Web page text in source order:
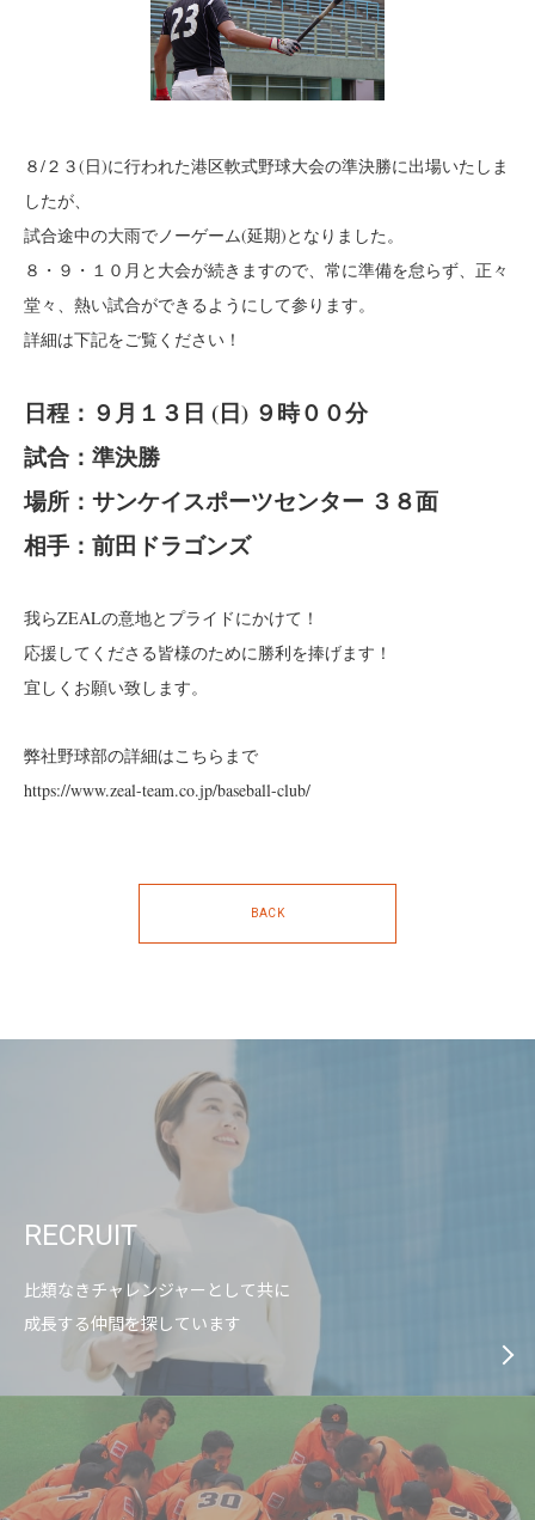
８/２３(日)に行われた港区軟式野球大会の準決勝に出場いたしま
したが、
試合途中の大雨でノーゲーム(延期)となりました。
８・９・１０月と大会が続きますので、常に準備を怠らず、正々
堂々、熱い試合ができるようにして参ります。
詳細は下記をご覧ください！
日程：９月１３日 (日) ９時００分
試合：準決勝
場所：サンケイスポーツセンター ３８面
相手：前田ドラゴンズ
我らZEALの意地とプライドにかけて！
応援してくださる皆様のために勝利を捧げます！
宜しくお願い致します。
弊社野球部の詳細はこちらまで
https://www.zeal-team.co.jp/baseball-club/
BACK
RECRUIT
比類なきチャレンジャーとして共に
成長する仲間を探しています